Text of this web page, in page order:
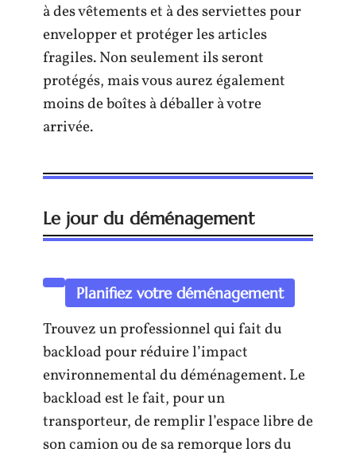
à des vêtements et à des serviettes pour
envelopper et protéger les articles
fragiles. Non seulement ils seront
protégés, mais vous aurez également
moins de boîtes à déballer à votre
arrivée.
Le jour du déménagement
Planifiez votre déménagement
Trouvez un professionnel qui fait du
backload pour réduire l’impact
environnemental du déménagement. Le
backload est le fait, pour un
transporteur, de remplir l’espace libre de
son camion ou de sa remorque lors du